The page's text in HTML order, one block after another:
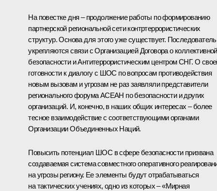
На повестке дня – продолжение работы по формированию
партнерской региональной сети контртеррористических
структур. Основа для этого уже существует.
укрепляются связи с Организацией Договора о коллективной
безопасности и Антитеррористическим центром СНГ. О
готовности к диалогу с ШОС по вопросам противодействия
новым вызовам и угрозам не раз заявляли представители
регионального форума АСЕАН по безопасности и других
организаций. И, конечно, в наших общих интересах – более
тесное взаимодействие с соответствующими органами
Организации Объединенных Наций.
Повысить потенциал ШОС в сфере безопасности призвана
создаваемая система совместного оперативного
на угрозы региону. Ее элементы будут отрабатываться
на тактических учениях, одно из которых – «Мирная